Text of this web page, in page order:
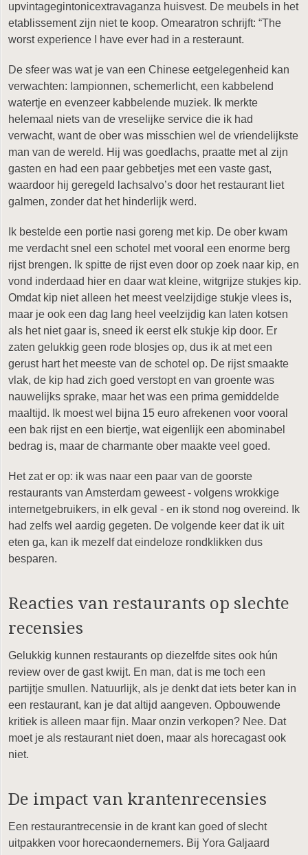
upvintagegintonicextravaganza huisvest. De meubels in het
etablissement zijn niet te koop. Omearatron schrijft: “The
worst experience I have ever had in a resteraunt.
De sfeer was wat je van een Chinese eetgelegenheid kan
verwachten: lampionnen, schemerlicht, een kabbelend
watertje en evenzeer kabbelende muziek. Ik merkte
helemaal niets van de vreselijke service die ik had
verwacht, want de ober was misschien wel de vriendelijkste
man van de wereld. Hij was goedlachs, praatte met al zijn
gasten en had een paar gebbetjes met een vaste gast,
waardoor hij geregeld lachsalvo’s door het restaurant liet
galmen, zonder dat het hinderlijk werd.
Ik bestelde een portie nasi goreng met kip. De ober kwam
me verdacht snel een schotel met vooral een enorme berg
rijst brengen. Ik spitte de rijst even door op zoek naar kip, en
vond inderdaad hier en daar wat kleine, witgrijze stukjes kip.
Omdat kip niet alleen het meest veelzijdige stukje vlees is,
maar je ook een dag lang heel veelzijdig kan laten kotsen
als het niet gaar is, sneed ik eerst elk stukje kip door. Er
zaten gelukkig geen rode blosjes op, dus ik at met een
gerust hart het meeste van de schotel op. De rijst smaakte
vlak, de kip had zich goed verstopt en van groente was
nauwelijks sprake, maar het was een prima gemiddelde
maaltijd. Ik moest wel bijna 15 euro afrekenen voor vooral
een bak rijst en een biertje, wat eigenlijk een abominabel
bedrag is, maar de charmante ober maakte veel goed.
Het zat er op: ik was naar een paar van de goorste
restaurants van Amsterdam geweest - volgens wrokkige
internetgebruikers, in elk geval - en ik stond nog overeind. Ik
had zelfs wel aardig gegeten. De volgende keer dat ik uit
eten ga, kan ik mezelf dat eindeloze rondklikken dus
besparen.
Reacties van restaurants op slechte
recensies
Gelukkig kunnen restaurants op diezelfde sites ook hún
review over de gast kwijt. En man, dat is me toch een
partijtje smullen. Natuurlijk, als je denkt dat iets beter kan in
een restaurant, kan je dat altijd aangeven. Opbouwende
kritiek is alleen maar fijn. Maar onzin verkopen? Nee. Dat
moet je als restaurant niet doen, maar als horecagast ook
niet.
De impact van krantenrecensies
Een restaurantrecensie in de krant kan goed of slecht
uitpakken voor horecaondernemers. Bij Yora Galjaard